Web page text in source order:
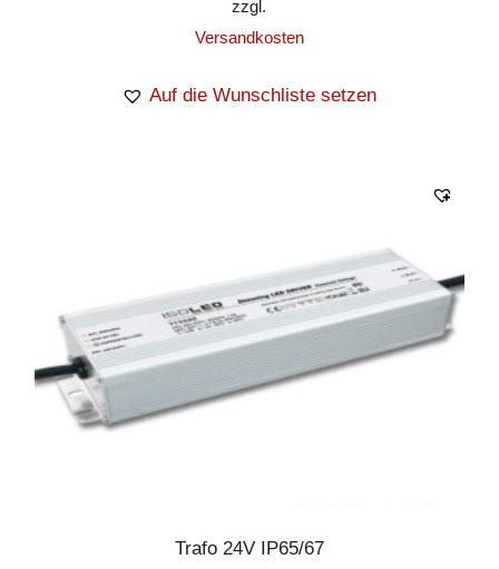
zzgl.
Versandkosten
Auf die Wunschliste setzen
Trafo 24V IP65/67